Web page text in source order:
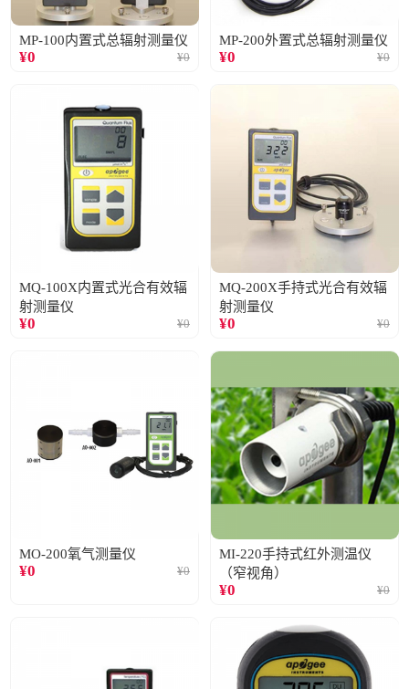
MP-100内置式总辐射测量仪
¥0 ¥0
MP-200外置式总辐射测量仪
¥0 ¥0
MQ-100X内置式光合有效辐
射测量仪
¥0 ¥0
MQ-200X手持式光合有效辐
射测量仪
¥0 ¥0
MO-200氧气测量仪
¥0 ¥0
MI-220手持式红外测温仪
（窄视角）
¥0 ¥0